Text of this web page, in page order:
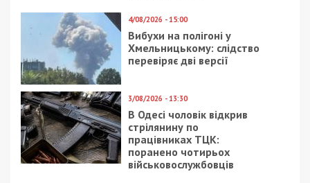
4/08/2026 - 15:00
Вибухи на полігоні у
Хмельницькому: слідство
перевіряє дві версії
3/08/2026 - 13:30
В Одесі чоловік відкрив
стрілянину по
працівниках ТЦК:
поранено чотирьох
військовослужбовців